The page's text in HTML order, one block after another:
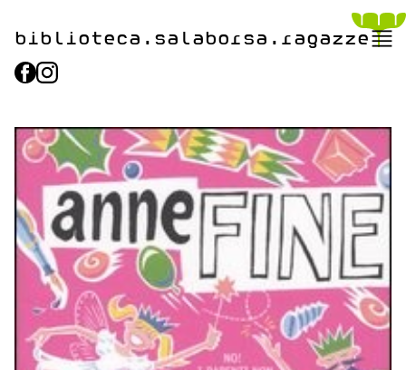
biblioteca.​salaborsa.ragazze